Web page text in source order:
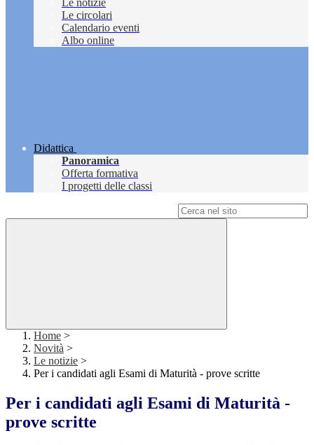
Le notizie
Le circolari
Calendario eventi
Albo online
Didattica
Panoramica
Offerta formativa
I progetti delle classi
Home >
Novità >
Le notizie >
Per i candidati agli Esami di Maturità - prove scritte
Per i candidati agli Esami di Maturità -
prove scritte